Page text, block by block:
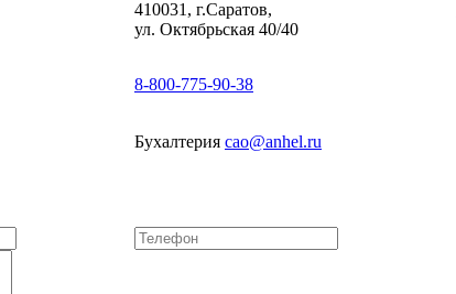
410031, г.Саратов,
ул. Октябрьская 40/40
8-800-775-90-38
Бухалтерия cao@anhel.ru